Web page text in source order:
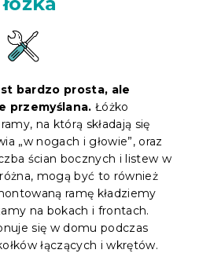
bardzo prosta, ale
przemyślana. Łóżko
na którą składają się
„w nogach i głowie”, oraz
ścian bocznych i listew w
mogą być to również
ramę kładziemy
na bokach i frontach.
się w domu podczas
łączących i wkrętów.